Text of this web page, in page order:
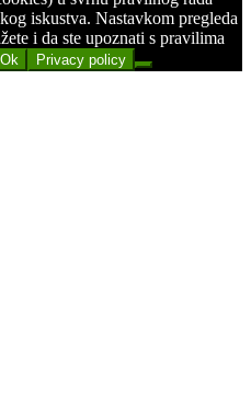
iskustva. Nastavkom pregleda
i da ste upoznati s pravilima
Ok Privacy policy